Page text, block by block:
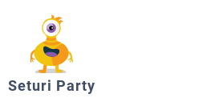
Seturi Party